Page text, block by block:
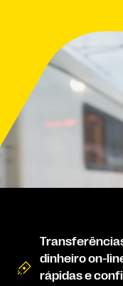
dinheiro on-
rápidas e